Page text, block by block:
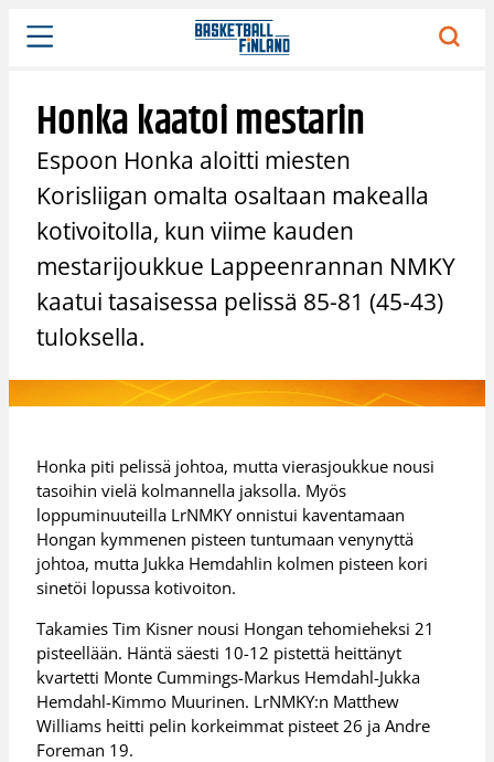
Siirry
sisältöön
Honka kaatoi mestarin
Espoon Honka aloitti miesten
Korisliigan omalta osaltaan makealla
kotivoitolla, kun viime kauden
mestarijoukkue Lappeenrannan NMKY
kaatui tasaisessa pelissä 85-81 (45-43)
tuloksella.
Honka piti pelissä johtoa, mutta vierasjoukkue nousi
tasoihin vielä kolmannella jaksolla. Myös
loppuminuuteilla LrNMKY onnistui kaventamaan
Hongan kymmenen pisteen tuntumaan venynyttä
johtoa, mutta Jukka Hemdahlin kolmen pisteen kori
sinetöi lopussa kotivoiton.
Takamies Tim Kisner nousi Hongan tehomieheksi 21
pisteellään. Häntä säesti 10-12 pistettä heittänyt
kvartetti Monte Cummings-Markus Hemdahl-Jukka
Hemdahl-Kimmo Muurinen. LrNMKY:n Matthew
Williams heitti pelin korkeimmat pisteet 26 ja Andre
Foreman 19.